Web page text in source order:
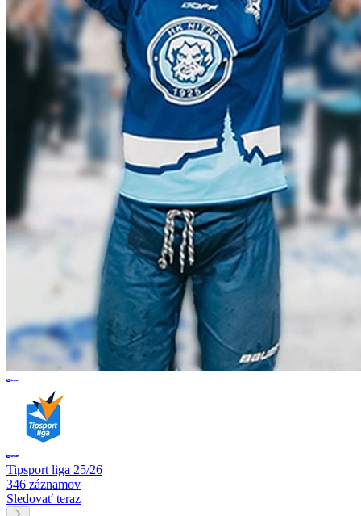
Tipsport liga 25/26
346 záznamov
Sledovať teraz